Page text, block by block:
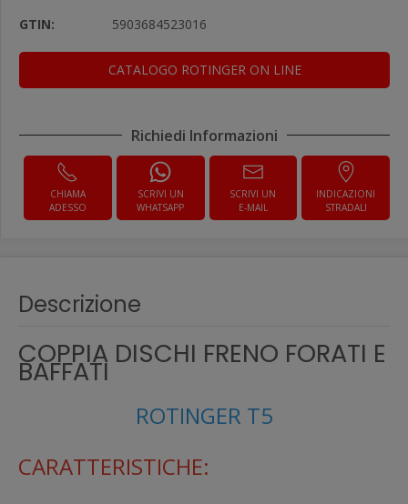
GTIN: 5903684523016
CATALOGO ROTINGER ON LINE
Richiedi Informazioni
CHIAMA
ADESSO
SCRIVI UN
WHATSAPP
SCRIVI UN
E-MAIL
INDICAZIONI
STRADALI
Descrizione
COPPIA DISCHI FRENO FORATI E
BAFFATI
ROTINGER T5
CARATTERISTICHE: